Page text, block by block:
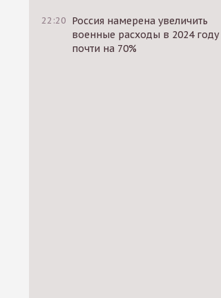
22:20 Россия намерена увеличить
военные расходы в 2024 году
почти на 70%